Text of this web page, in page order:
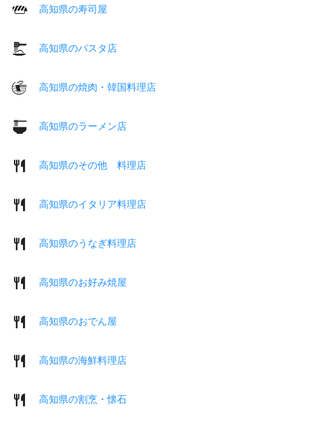
高知県の寿司屋
高知県のパスタ店
高知県の焼肉・韓国料理店
高知県のラーメン店
高知県のその他 料理店
高知県のイタリア料理店
高知県のうなぎ料理店
高知県のお好み焼屋
高知県のおでん屋
高知県の海鮮料理店
高知県の割烹・懐石